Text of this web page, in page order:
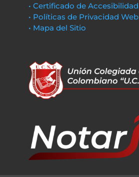
• Certificado de Accesibilidad
• Políticas de Privacidad Web
• Mapa del Sitio